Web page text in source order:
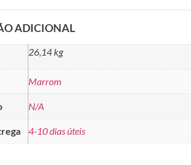
ADICIONAL
26,14 kg
Marrom
N/A
4-10 dias úteis